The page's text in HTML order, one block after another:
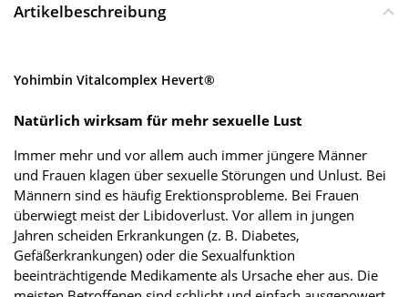
Artikelbeschreibung
Yohimbin Vitalcomplex Hevert®
Natürlich wirksam für mehr sexuelle Lust
Immer mehr und vor allem auch immer jüngere Männer
und Frauen klagen über sexuelle Störungen und Unlust. Bei
Männern sind es häufig Erektionsprobleme. Bei Frauen
überwiegt meist der Libidoverlust. Vor allem in jungen
Jahren scheiden Erkrankungen (z. B. Diabetes,
Gefäßerkrankungen) oder die Sexualfunktion
beeinträchtigende Medikamente als Ursache eher aus. Die